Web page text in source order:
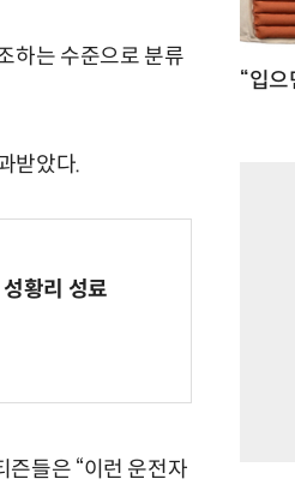
하는 수준으로 분류
받았다.
황리 성료
즌들은 “이런 운전자